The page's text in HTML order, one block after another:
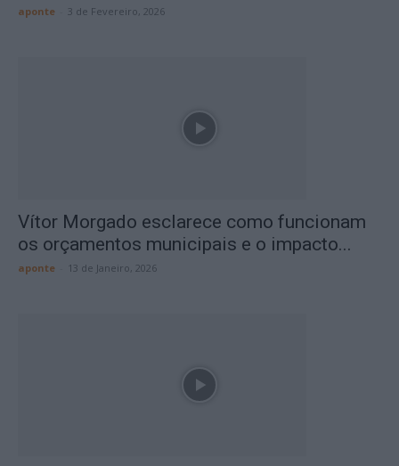
aponte 3 de Fevereiro, 2026
Vítor Morgado esclarece como funcionam
os orçamentos municipais e o impacto...
aponte 13 de Janeiro, 2026